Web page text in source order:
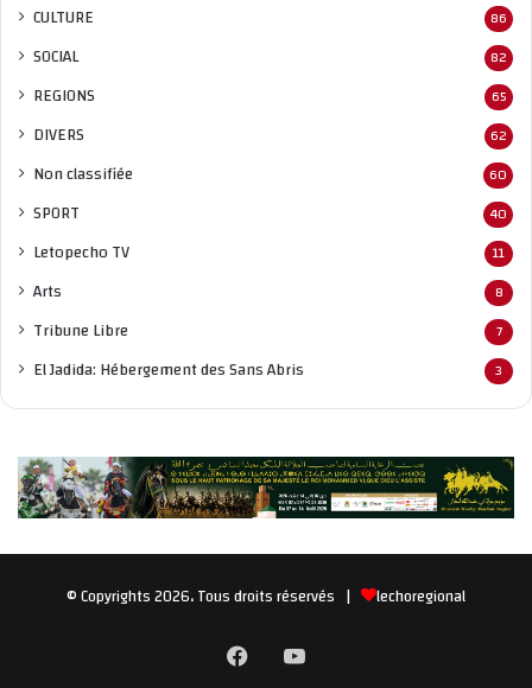
CULTURE 86
SOCIAL 82
REGIONS 65
DIVERS 62
Non classifiée 60
SPORT 40
Letopecho TV 11
Arts 8
Tribune Libre 7
El Jadida: Hébergement des Sans Abris 3
© Copyrights 2026، Tous droits réservés | lechoregional
Facebook